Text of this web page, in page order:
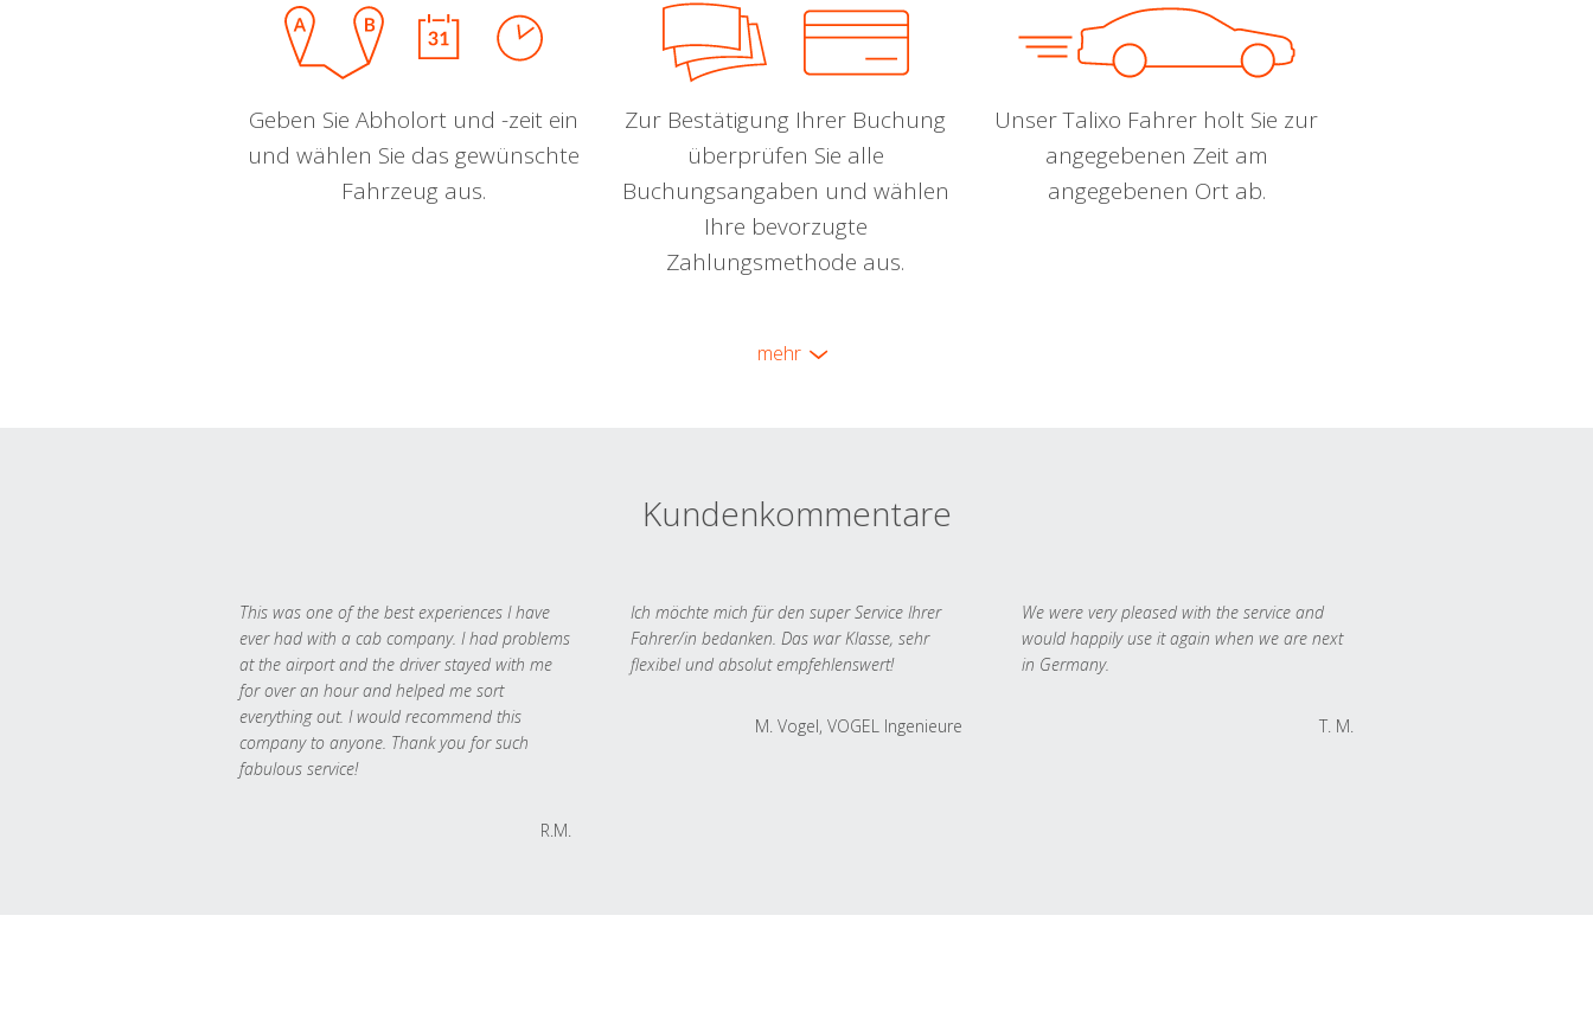
Geben Sie Abholort und -zeit ein
und wählen Sie das gewünschte
Fahrzeug aus.
Zur Bestätigung Ihrer Buchung
überprüfen Sie alle
Buchungsangaben und wählen
Ihre bevorzugte
Zahlungsmethode aus.
Unser Talixo Fahrer holt Sie zur
angegebenen Zeit am
angegebenen Ort ab.
mehr
Kundenkommentare
This was one of the best experiences I have
ever had with a cab company. I had problems
at the airport and the driver stayed with me
for over an hour and helped me sort
everything out. I would recommend this
company to anyone. Thank you for such
fabulous service!
R.M.
Ich möchte mich für den super Service Ihrer
Fahrer/in bedanken. Das war Klasse, sehr
flexibel und absolut empfehlenswert!
M. Vogel, VOGEL Ingenieure
We were very pleased with the service and
would happily use it again when we are next
in Germany.
T. M.